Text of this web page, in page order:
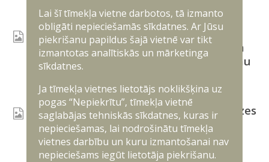
Infografikas
Informācija par VAD 2027. gada piecu
gadu augstskolu un koledžu studentiem
paredzēto rezerves virsnieka programmu
Infografikas
Informācija par 5 gadu VAD Zemessardzes
intensīvo kursu
Infografikas
Lai šī tīmekļa vietne darbotos, tā izmanto
obligāti nepieciešamās sīkdatnes. Ar Jūsu
piekrišanu papildus šajā vietnē var tikt
izmantotas analītiskās un mārketinga
sīkdatnes.
Ja tīmekļa vietnes lietotājs noklikšķina uz
pogas “Nepiekrītu”, tīmekļa vietnē
saglabājas tehniskās sīkdatnes, kuras ir
nepieciešamas, lai nodrošinātu tīmekļa
vietnes darbību un kuru izmantošanai nav
nepieciešams iegūt lietotāja piekrišanu.